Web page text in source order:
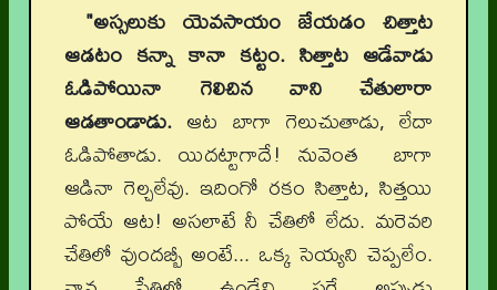
"అస్సలుకు యెవసాయం జేయడం చిత్తాట
ఆడటం కన్నా కానా కట్టం. సిత్తాట ఆడేవాడు
ఓడిపోయినా గెలిచిన వాని చేతులారా
ఆడతాండాడు.ఆట బాగా గెలుచుతాడు, లేదా
ఓడిపోతాడు. యిదట్టాగాదే! నువెంత బాగా
ఆడినా గెల్చలేవు. ఇదింగో రకం సిత్తాట, సిత్తయి
పోయే ఆట! అసలాటే నీ చేతిలో లేదు. మరెవరి
చేతిలో వుందబ్బీ అంటే... ఒక్క సెయ్యని చెప్పలేం.